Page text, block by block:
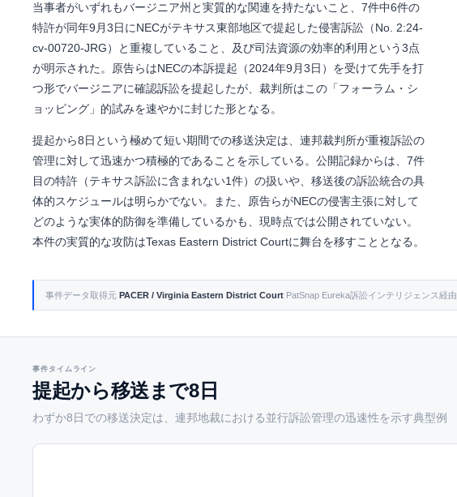
当事者がいずれもバージニア州と実質的な関連を持たないこと、7件中6件の
特許が同年9月3日にNECがテキサス東部地区で提起した侵害訴訟（No. 2:24-
cv-00720-JRG）と重複していること、及び司法資源の効率的利用という3点
が明示された。原告らはNECの本訴提起（2024年9月3日）を受けて先手を打
つ形でバージニアに確認訴訟を提起したが、裁判所はこの「フォーラム・シ
ョッピング」的試みを速やかに封じた形となる。
提起から8日という極めて短い期間での移送決定は、連邦裁判所が重複訴訟の
管理に対して迅速かつ積極的であることを示している。公開記録からは、7件
目の特許（テキサス訴訟に含まれない1件）の扱いや、移送後の訴訟統合の具
体的スケジュールは明らかでない。また、原告らがNECの侵害主張に対して
どのような実体的防御を準備しているかも、現時点では公開されていない。
本件の実質的な攻防はTexas Eastern District Courtに舞台を移すこととなる。
事件データ取得元 PACER / Virginia Eastern District Court PatSnap Eureka訴訟インテリジェンス経由
事件タイムライン
提起から移送まで8日
わずか8日での移送決定は、連邦地裁における並行訴訟管理の迅速性を示す典型例